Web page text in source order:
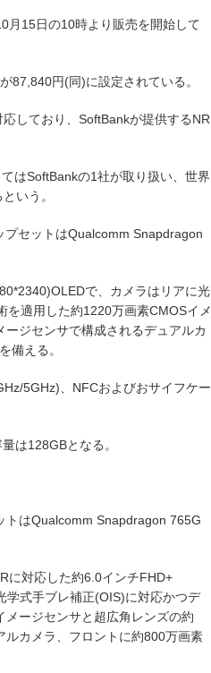
月15日の10時より販売を開始して
87,840円(同)に設定されている。
しており、SoftBankが提供するNR
はSoftBankの1社が取り扱い、世界
いう。
セットはQualcomm Snapdragon
で、カメラはリアに光
を適用した約1220万画素CMOSイメ
ジセンサで構成されるデュアルカ
備える。
5GHz)、NFCおよびおサイフケー
は128GBとなる。
トはQualcomm Snapdragon 765G
に対応した約6.0インチFHD+
学式手ブレ補正(OIS)に対応かつデ
ージセンサと超広角レンズの約
カメラ、フロントに約800万画素